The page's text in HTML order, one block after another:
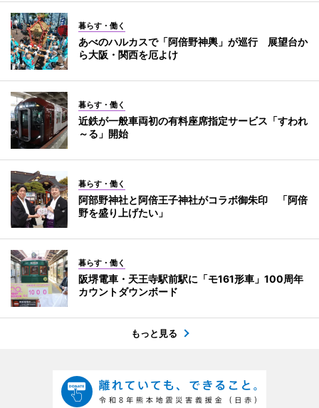
暮らす・働く
あべのハルカスで「阿倍野神輿」が巡行 展望台か
ら大阪・関西を厄よけ
暮らす・働く
近鉄が一般車両初の有料座席指定サービス「すわれ
～る」開始
暮らす・働く
阿部野神社と阿倍王子神社がコラボ御朱印 「阿倍
野を盛り上げたい」
暮らす・働く
阪堺電車・天王寺駅前駅に「モ161形車」100周年
カウントダウンボード
もっと見る